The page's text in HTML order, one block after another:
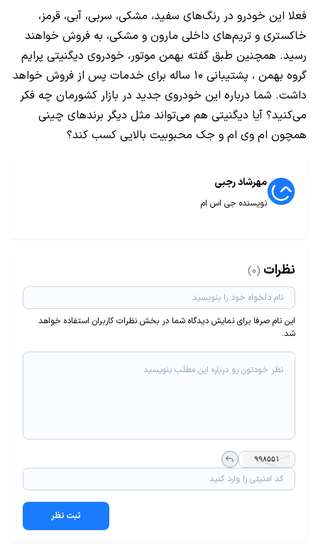
فعلا این خودرو در رنگ‌های سفید، مشکی، سربی، آبی، قرمز،
خاکستری و تریم‌های داخلی مارون و مشکی، به فروش خواهند
رسید. همچنین طبق گفته بهمن موتور، خودروی دیگنیتی پرایم
گروه بهمن ، پشتیبانی ۱۰ ساله برای خدمات پس از فروش خواهد
داشت. شما درباره این خودروی جدید در بازار کشورمان چه فکر
می‌کنید؟ آیا دیگنیتی هم می‌تواند مثل دیگر برندهای چینی
همچون ام وی ام و جک محبوبیت بالایی کسب کند؟
مهرشاد رجبی
نویسنده جی اس ام
نظرات (0)
این نام صرفا برای نمایش دیدگاه شما در بخش نظرات کاربران استفاده خواهد
شد.
ثبت نظر